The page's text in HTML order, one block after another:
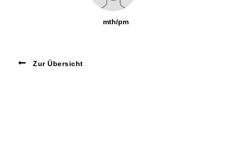
mth/pm
Zur Übersicht